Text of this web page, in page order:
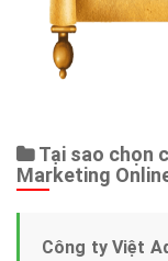
Tại sao chọn
Marketing
Công ty Việt